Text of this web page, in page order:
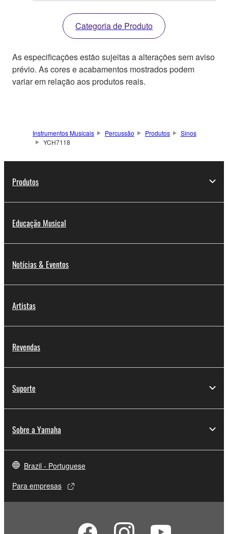
Categoria de Produto
As especificações estão sujeitas a alterações sem aviso
prévio. As cores e acabamentos mostrados podem
variar em relação aos produtos reais.
Instrumentos Musicais Percussão Produtos
Sinos
YCH7118
Produtos
Educação Musical
Notícias & Eventos
Artistas
Revendas
Suporte
Sobre a Yamaha
Brazil - Portuguese
Para empresas